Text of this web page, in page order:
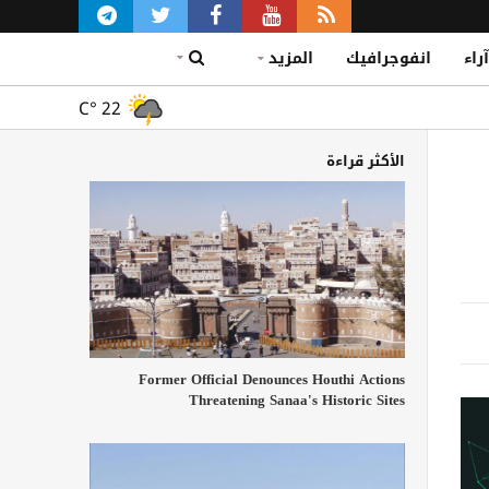
آراء انفوجرافيك المزيد
C° 22
الأكثر قراءة
Former Official Denounces Houthi Actions
Threatening Sanaa's Historic Sites